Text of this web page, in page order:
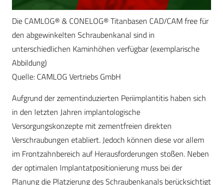
Die CAMLOG® & CONELOG® Titanbasen CAD/CAM free für
den abgewinkelten Schraubenkanal sind in
unterschiedlichen Kaminhöhen verfügbar (exemplarische
Abbildung)
Quelle: CAMLOG Vertriebs GmbH
Aufgrund der zementinduzierten Periimplantitis haben sich
in den letzten Jahren implantologische
Versorgungskonzepte mit zementfreien direkten
Verschraubungen etabliert. Jedoch können diese vor allem
im Frontzahnbereich auf Herausforderungen stoßen. Neben
der optimalen Implantatpositionierung muss bei der
Planung die Platzierung des Schraubenkanals berücksichtigt